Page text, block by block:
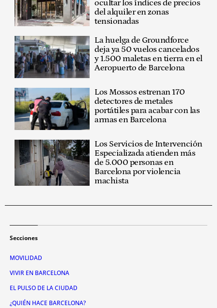
ocultar los índices de precios
del alquiler en zonas
tensionadas
La huelga de Groundforce
deja ya 50 vuelos cancelados
y 1.500 maletas en tierra en el
Aeropuerto de Barcelona
Los Mossos estrenan 170
detectores de metales
portátiles para acabar con las
armas en Barcelona
Los Servicios de Intervención
Especializada atienden más
de 5.000 personas en
Barcelona por violencia
machista
Secciones
MOVILIDAD
VIVIR EN BARCELONA
EL PULSO DE LA CIUDAD
¿QUIÉN HACE BARCELONA?